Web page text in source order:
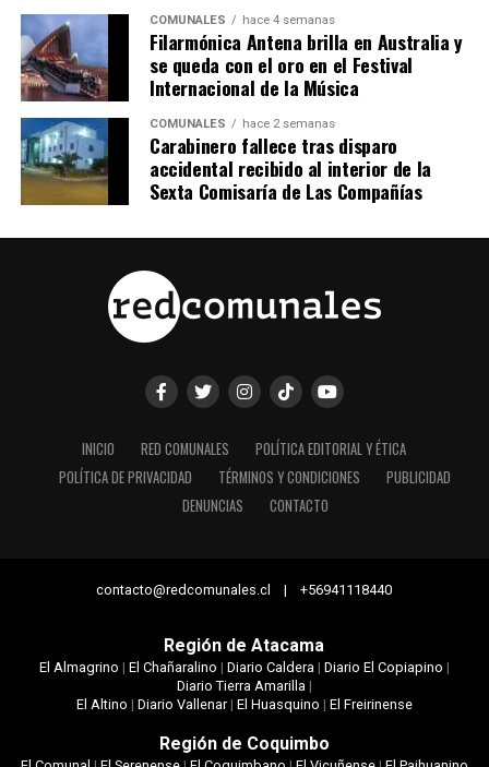
COMUNALES hace 4 semanas
Filarmónica Antena brilla en Australia y
se queda con el oro en el Festival
Internacional de la Música
COMUNALES hace 2 semanas
Carabinero fallece tras disparo
accidental recibido al interior de la
Sexta Comisaría de Las Compañías
INICIO RED COMUNALES
POLÍTICA EDITORIAL Y ÉTICA
POLÍTICA DE PRIVACIDAD
TÉRMINOS Y CONDICIONES
PUBLICIDAD
DENUNCIAS
CONTACTO
contacto@redcomunales.cl | +56941118440
Región de Atacama
El Almagrino | El Chañaralino | Diario Caldera| Diario El Copiapino |
Diario Tierra Amarilla|
El Altino | Diario Vallenar| El Huasquino | El Freirinense
Región de Coquimbo